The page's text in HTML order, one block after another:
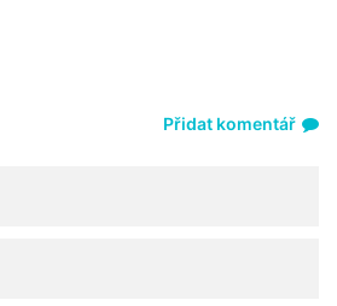
Přidat komentář